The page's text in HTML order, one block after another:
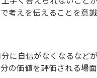
考えを伝えることを意識
に自信がなくなるなど
の価値を評価される場面